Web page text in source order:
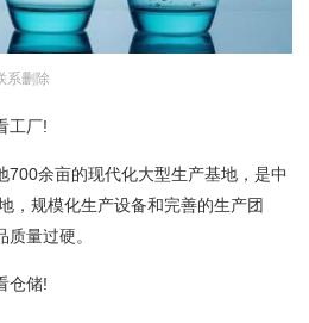
系删除
工厂!
余亩的现代化大型生产基地，是中
，规模化生产设备和完善的生产团
量过硬。
仓储!